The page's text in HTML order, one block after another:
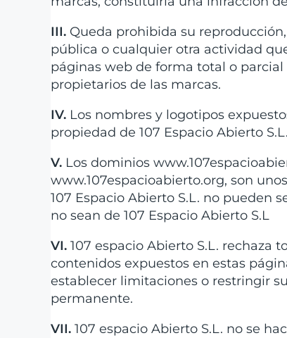
III. Queda prohibida su
pública o cualquier otra actividad
páginas web de forma total o parcial
propietarios de las marcas.
IV. Los nombres y logotipos
propiedad de 107 Espacio Abierto S.L.
V. Los dominios
www.107espacioabierto.org, son
107 Espacio Abierto S.L. no pueden
no sean de 107 Espacio Abierto S.L
VI. 107 espacio Abierto S.L. rechaza
contenidos expuestos en estas
establecer limitaciones o restringir
permanente.
VII. 107 espacio Abierto S.L. no se